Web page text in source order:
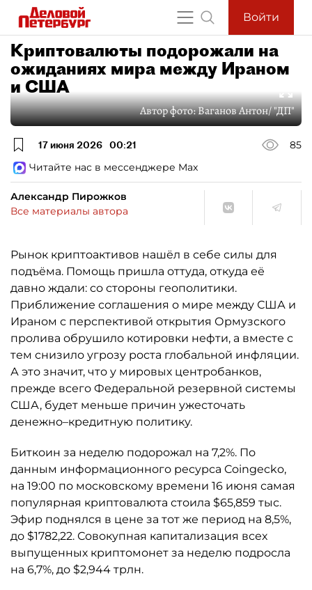
Войти
Криптовалюты подорожали на
ожиданиях мира между Ираном
и США
Автор фото:Ваганов Антон/ "ДП"
17 июня 2026 00:21
85
Читайте нас в мессенджере Max
Александр Пирожков
Все материалы автора
Рынок криптоактивов нашёл в себе силы для
подъёма. Помощь пришла оттуда, откуда её
давно ждали: со стороны геополитики.
Приближение соглашения о мире между США и
Ираном с перспективой открытия Ормузского
пролива обрушило котировки нефти, а вместе с
тем снизило угрозу роста глобальной инфляции.
А это значит, что у мировых центробанков,
прежде всего Федеральной резервной системы
США, будет меньше причин ужесточать
денежно–кредитную политику.
Биткоин за неделю подорожал на 7,2%. По
данным информационного ресурса Coingecko,
на 19:00 по московскому времени 16 июня самая
популярная криптовалюта стоила $65,859 тыс.
Эфир поднялся в цене за тот же период на 8,5%,
до $1782,22. Совокупная капитализация всех
выпущенных криптомонет за неделю подросла
на 6,7%, до $2,944 трлн.